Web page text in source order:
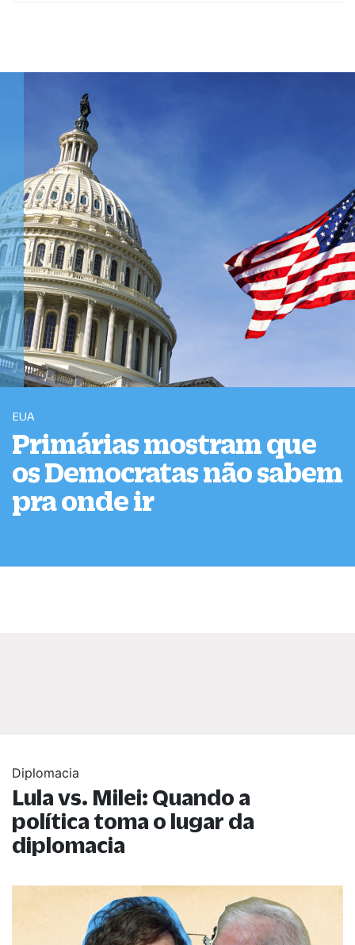
EUA
Primárias mostram que
os Democratas não sabem
pra onde ir
Diplomacia
Lula vs. Milei: Quando a
política toma o lugar da
diplomacia